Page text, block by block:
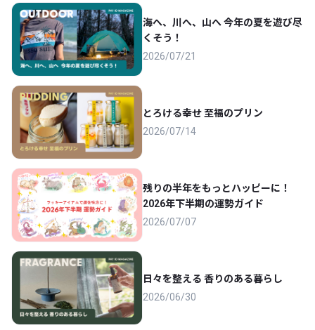
海へ、川へ、山へ 今年の夏を遊び尽
くそう！
2026/07/21
とろける幸せ 至福のプリン
2026/07/14
残りの半年をもっとハッピーに！
2026年下半期の運勢ガイド
2026/07/07
日々を整える 香りのある暮らし
2026/06/30